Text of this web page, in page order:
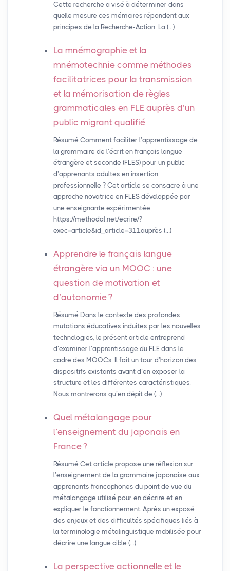
Cette recherche a visé à déterminer dans
quelle mesure ces mémoires répondent aux
principes de la Recherche-Action. La (…)
La mnémographie et la
mnémotechnie comme méthodes
facilitatrices pour la transmission
et la mémorisation de règles
grammaticales en FLE auprès d’un
public migrant qualifié
Résumé Comment faciliter l’apprentissage de
la grammaire de l’écrit en français langue
étrangère et seconde (FLES) pour un public
d’apprenants adultes en insertion
professionnelle ? Cet article se consacre à une
approche novatrice en FLES développée par
une enseignante expérimentée
https://methodal.net/ecrire/?
exec=article&id_article=311auprès (…)
Apprendre le français langue
étrangère via un MOOC : une
question de motivation et
d’autonomie?
Résumé Dans le contexte des profondes
mutations éducatives induites par les nouvelles
technologies, le présent article entreprend
d’examiner l’apprentissage du FLE dans le
cadre des MOOCs. Il fait un tour d’horizon des
dispositifs existants avant d’en exposer la
structure et les différentes caractéristiques.
Nous montrerons qu’en dépit de (…)
Quel métalangage pour
l’enseignement du japonais en
France?
Résumé Cet article propose une réflexion sur
l’enseignement de la grammaire japonaise aux
apprenants francophones du point de vue du
métalangage utilisé pour en décrire et en
expliquer le fonctionnement. Après un exposé
des enjeux et des difficultés spécifiques liés à
la terminologie métalinguistique mobilisée pour
décrire une langue cible (…)
La perspective actionnelle et le